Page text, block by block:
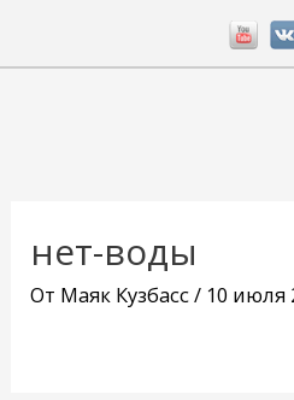
нет-воды
От Маяк Кузбасс/ 10 июля
записям